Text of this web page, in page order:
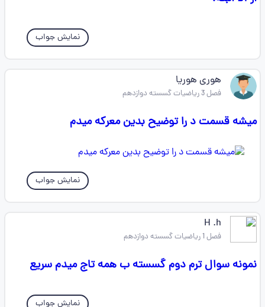
نمایش جواب
هوری هوریا
فصل 3 ریاضیات گسسته دوازدهم
میشه قسمت د را توضیح بدین معرکه میدم
نمایش جواب
H .h
فصل 1 ریاضیات گسسته دوازدهم
نمونه سوال ترم دوم گسسته ب همه تاج میدم سریع
نمایش جواب